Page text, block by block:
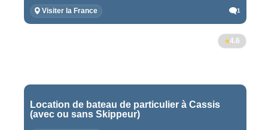
Visiter la France 1
4.6
Location de bateau de particulier à Cassis
(avec ou sans Skippeur)